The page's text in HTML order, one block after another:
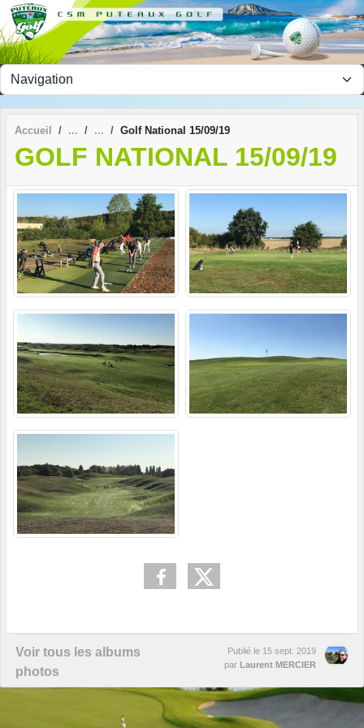
Accueil Golf National 15/09/19
GOLF NATIONAL 15/09/19
Voir tous les albums
photos
Publié le 15 sept. 2019
par Laurent MERCIER
Panneau de gestion des cookies